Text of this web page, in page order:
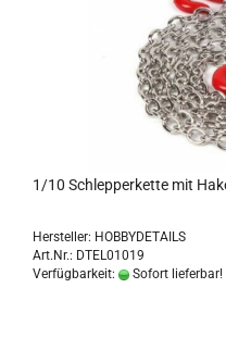
1/10 Schlepperkette mit
Hersteller: HOBBYDETAILS
Art.Nr.: DTEL01019
Verfügbarkeit:
Sofort lieferbar!